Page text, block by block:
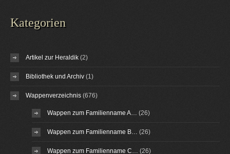
Kategorien
Artikel zur Heraldik (2)
Bibliothek und Archiv (1)
Wappenverzeichnis (676)
Wappen zum Familienname A… (26)
Wappen zum Familienname B… (26)
Wappen zum Familienname C… (26)